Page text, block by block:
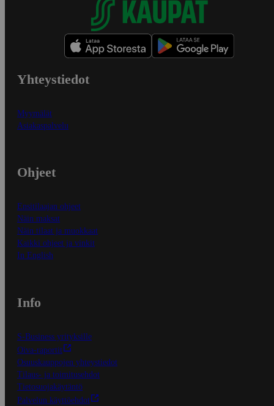
Yhteystiedot
Myymälät
Asiakaspalvelu
Ohjeet
Ensitilaajan ohjeet
Näin maksat
Näin tilaat ja muokkaat
Kaikki ohjeet ja vinkit
In English
Info
S-Business yrityksille
Oiva-raportit
Osuuskauppojen yhteystiedot
Tilaus- ja toimitusehdot
Tietosuojakäytäntö
Palvelun käyttöehdot